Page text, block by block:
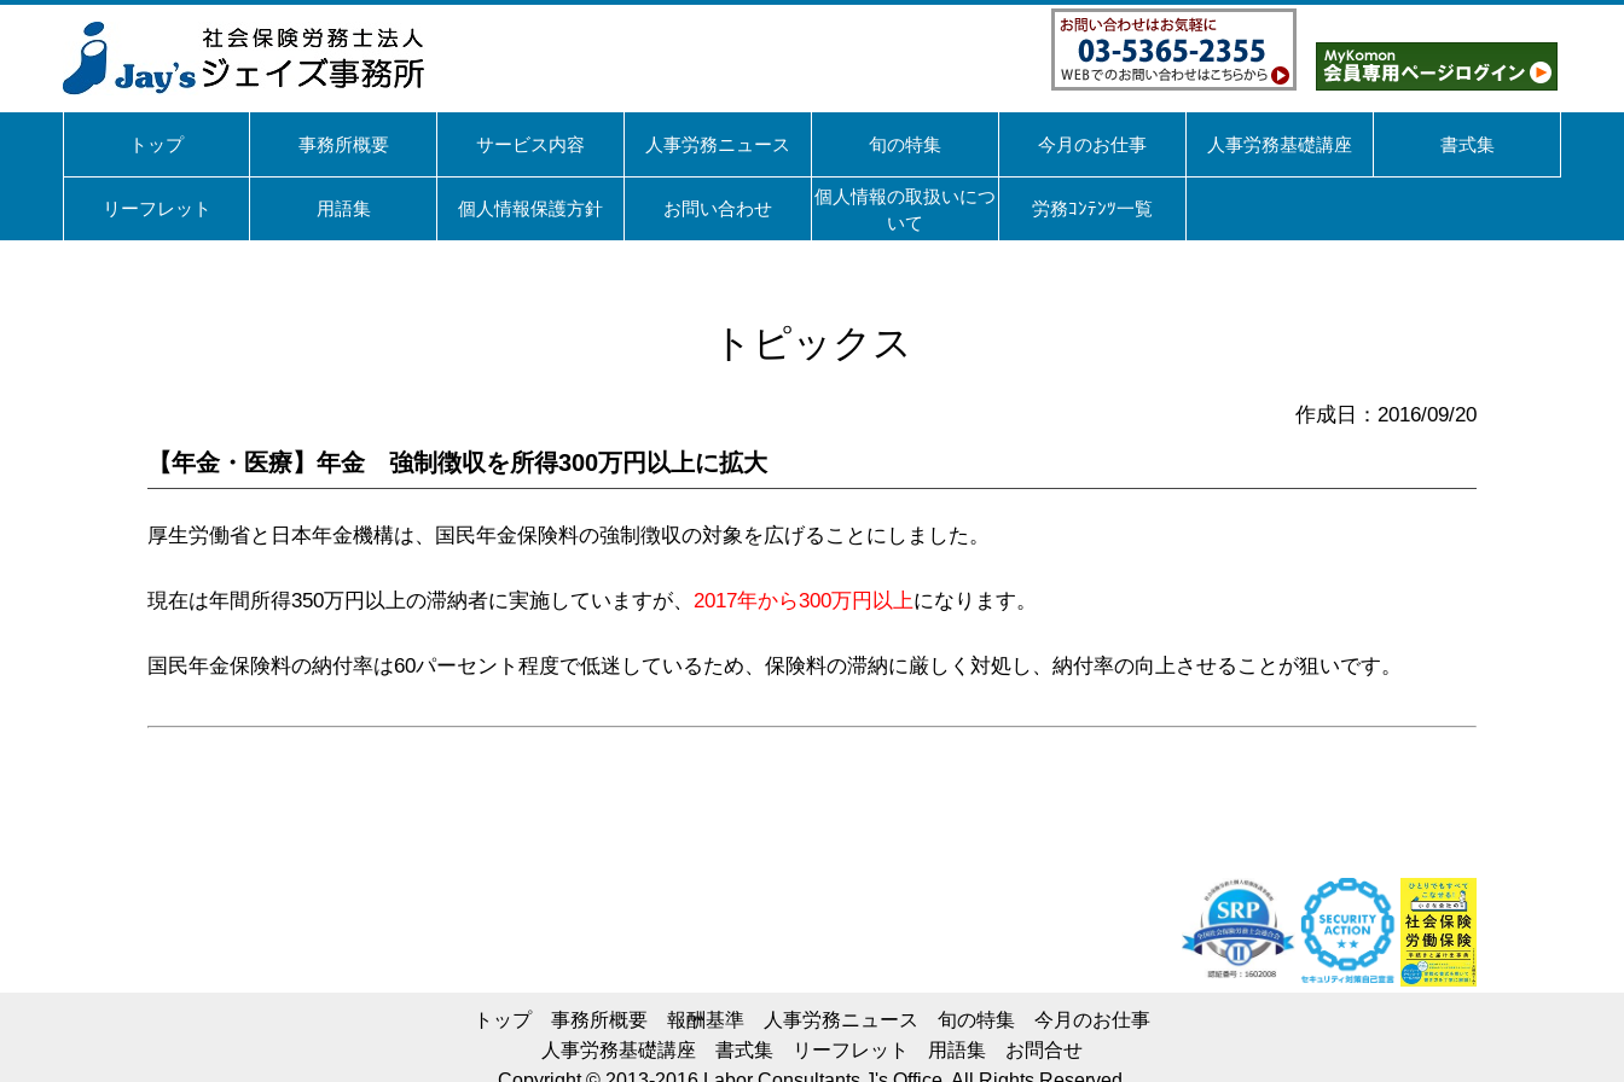
トップ 事務所概要 サービス内容 人事労務ニュース 旬の特集 今月のお仕事 人事労務基礎講座 書式集
リーフレット 用語集 個人情報保護方針 お問い合わせ
個人情報の取扱いにつ
いて
労務ｺﾝﾃﾝﾂ一覧
トピックス
作成日：2016/09/20
【年金・医療】年金 強制徴収を所得300万円以上に拡大
厚生労働省と日本年金機構は、国民年金保険料の強制徴収の対象を広げることにしました。
現在は年間所得350万円以上の滞納者に実施していますが、 2017年から300万円以上になります。
国民年金保険料の納付率は60パーセント程度で低迷しているため、保険料の滞納に厳しく対処し、納付率の向上させることが狙いです。
トップ 事務所概要 報酬基準 人事労務ニュース 旬の特集
今月のお仕事
人事労務基礎講座
書式集 リーフレット 用語集
お問合せ